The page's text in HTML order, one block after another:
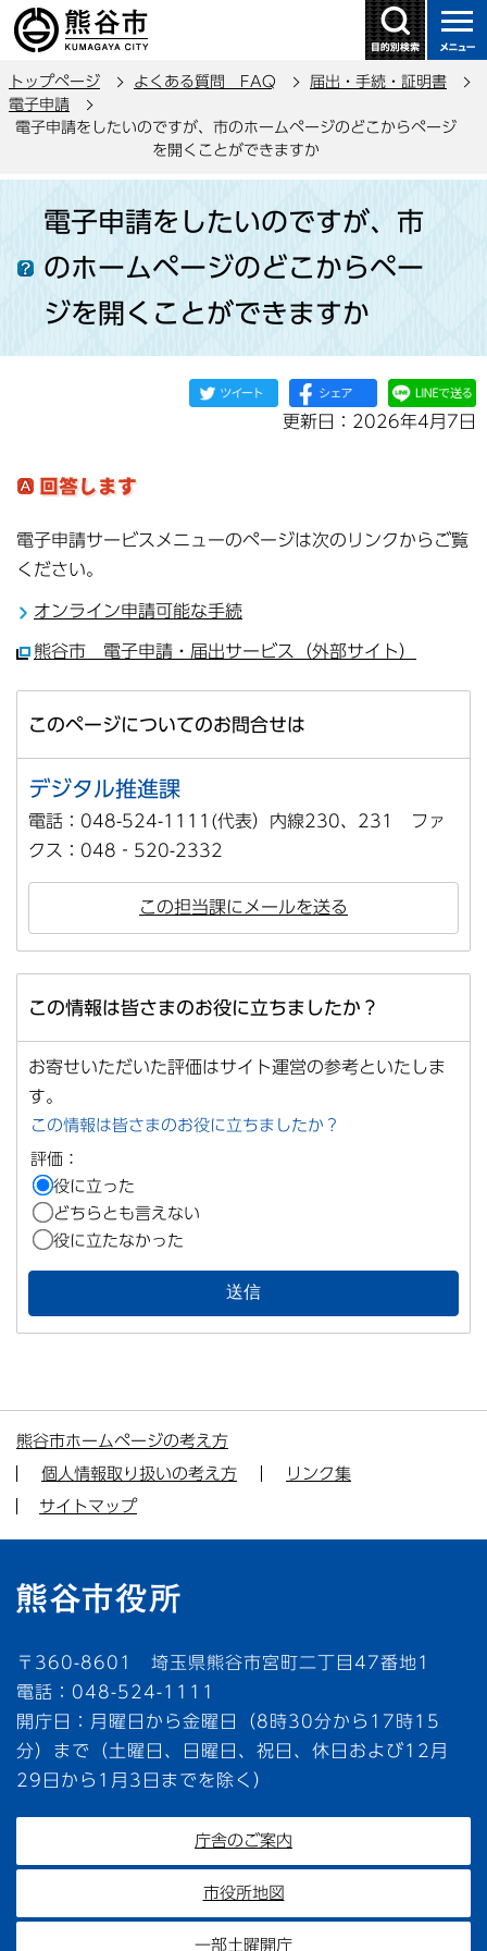
の
ー
ジ
先
トップページ よくある質問 FAQ
届出・手続・証明書
電子申請
電子申請をしたいのですが、市のホームページのどこからページ
を開くことができますか
電子申請をしたいのですが、市
のホームページのどこからペー
ジを開くことができますか
更新日：2026年4月7日
電子申請サービスメニューのページは次のリンクからご覧
ください。
オンライン申請可能な手続
熊谷市 電子申請・届出サービス（外部サイト）
このページについてのお問合せは
デジタル推進課
電話：048-524-1111(代表）内線230、231 ファ
クス：048‐520-2332
この担当課にメールを送る
この情報は皆さまのお役に立ちましたか？
お寄せいただいた評価はサイト運営の参考といたしま
す。
この情報は皆さまのお役に立ちましたか？
評価：
役に立った
どちらとも言えない
役に立たなかった
熊谷市ホームページの考え方
個人情報取り扱いの考え方
リンク集
サイトマップ
〒360-8601 埼玉県熊谷市宮町二丁目47番地1
電話：048-524-1111
開庁日：月曜日から金曜日（8時30分から17時15
分）まで（土曜日、日曜日、祝日、休日および12月
29日から1月3日までを除く）
庁舎のご案内
市役所地図
一部土曜開庁